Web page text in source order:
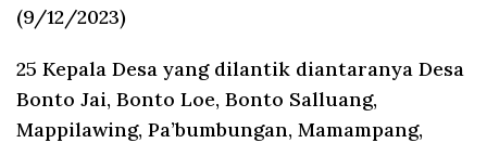
(9/12/2023)
25 Kepala Desa yang dilantik diantaranya Desa
Bonto Jai, Bonto Loe, Bonto Salluang,
Mappilawing, Pa’bumbungan, Mamampang,